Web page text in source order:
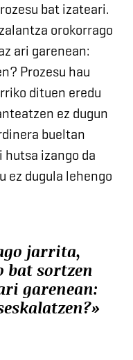
bat izateari.
orokorrago
ari garenean:
Prozesu hau
dituen eredu
ez dugun
bueltan
izango da
ez dugula lehengo
jarrita,
bat sortzen
garenean: